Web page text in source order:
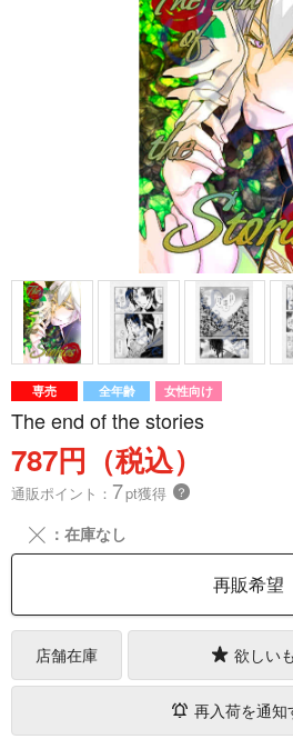
専売 全年齢 女性向け
The end of the stories
787円（税込）
通販ポイント： 7pt獲得 ？
╳ ：在庫なし
再販希望
店舗在庫 欲しい
再入荷を通知